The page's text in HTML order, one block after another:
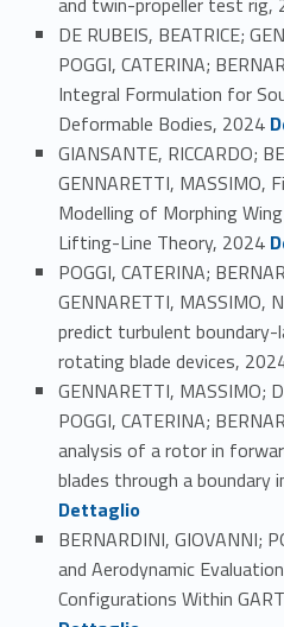
DE RUBEIS, BEATRICE;
POGGI, CATERINA;
Integral Formulation for
Deformable Bodies, 2024 Link identifier #identifier_person_198047-81
GIANSANTE, RICCARDO;
GENNARETTI, MASSIMO,
Modelling of Morphing
Lifting-Line Theory, 2024 Link identifier #identifier_person_172642-82
POGGI, CATERINA;
GENNARETTI, MASSIMO,
predict turbulent
rotating blade devices,
GENNARETTI, MASSIMO;
POGGI, CATERINA;
analysis of a rotor in
blades through a
Dettaglio
BERNARDINI, GIOVANNI;
and Aerodynamic
Configurations Within